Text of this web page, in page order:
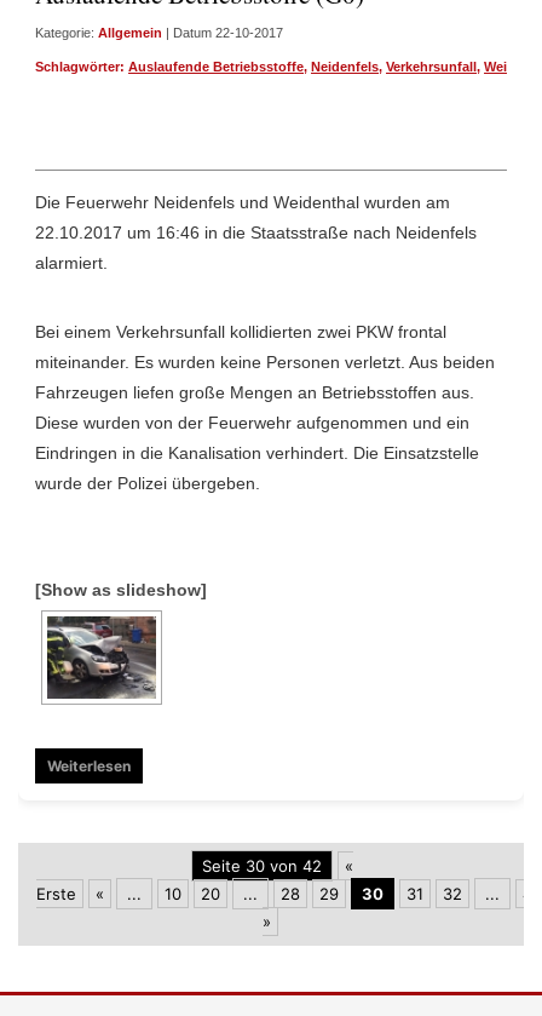
Kategorie: Allgemein | Datum 22-10-2017
Schlagwörter: Auslaufende Betriebsstoffe, Neidenfels, Verkehrsunfall,
Die Feuerwehr Neidenfels und Weidenthal wurden am
22.10.2017 um 16:46 in die Staatsstraße nach Neidenfels
alarmiert.
Bei einem Verkehrsunfall kollidierten zwei PKW frontal
miteinander. Es wurden keine Personen verletzt. Aus beiden
Fahrzeugen liefen große Mengen an Betriebsstoffen aus.
Diese wurden von der Feuerwehr aufgenommen und ein
Eindringen in die Kanalisation verhindert. Die Einsatzstelle
wurde der Polizei übergeben.
[Show as slideshow]
Weiterlesen
Seite 30 von 42
«
Erste
« ... 10 20 ... 28 29 30 31 32 ...
40
»